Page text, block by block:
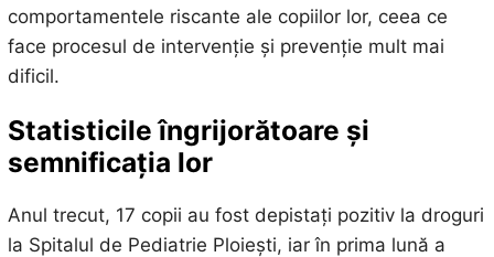
comportamentele riscante ale copiilor lor, ceea ce
face procesul de intervenție și prevenție mult mai
dificil.
Statisticile îngrijorătoare și
semnificația lor
Anul trecut, 17 copii au fost depistați pozitiv la droguri
la Spitalul de Pediatrie Ploiești, iar în prima lună a